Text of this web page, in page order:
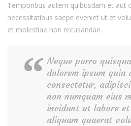
Temporibus autem quibusdam et aut
necessitatibus saepe eveniet ut et
et molestiae non recusandae.
Neque porro
dolorem ipsum quia
consectetur,
non numquam eius
incidunt ut labore
aliquam quaerat